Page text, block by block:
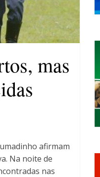
mas
afirmam
Na noite de
nas